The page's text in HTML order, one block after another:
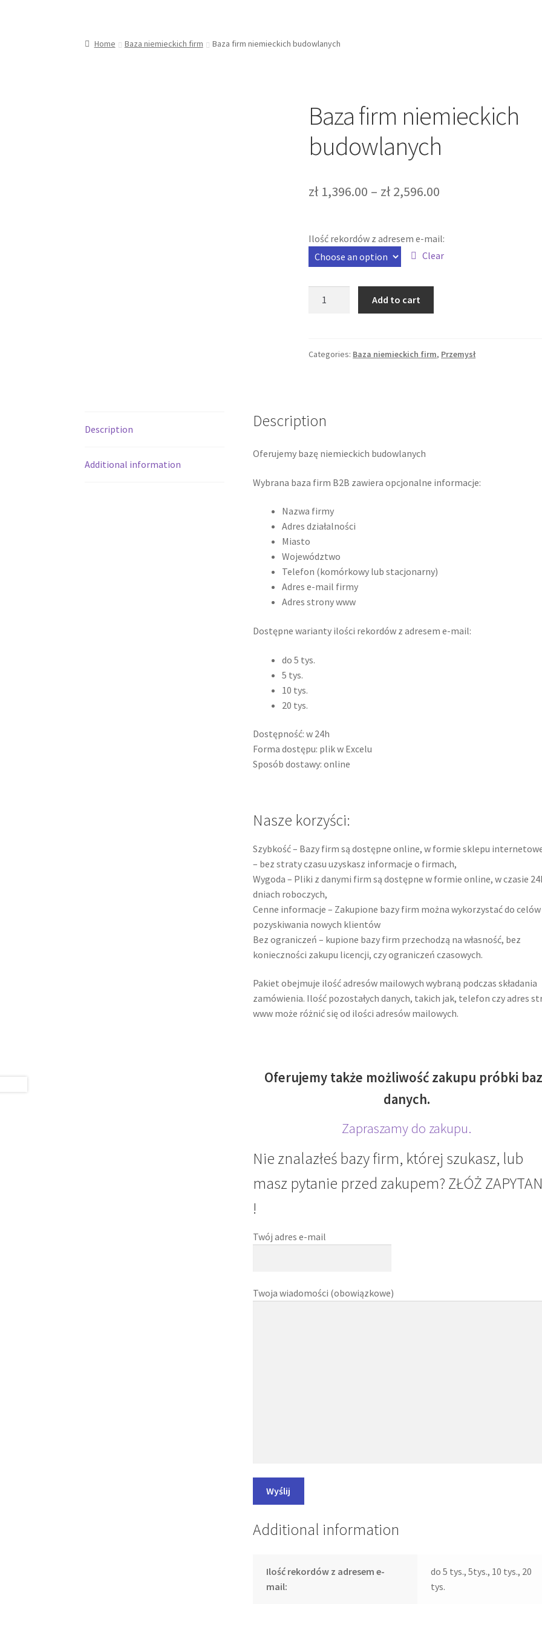
Home Baza niemieckich firm Baza firm niemieckich budowlanych
Baza firm niemieckich
budowlanych
zł 1,396.00 – zł 2,596.00
Ilość rekordów z adresem e-mail:
Clear
quantity
Add to cart
Categories: Baza niemieckich firm, Przemysł
Description
Additional information
Description
Oferujemy bazę niemieckich budowlanych
Wybrana baza firm B2B zawiera opcjonalne informacje:
Nazwa firmy
Adres działalności
Miasto
Województwo
Telefon (komórkowy lub stacjonarny)
Adres e-mail firmy
Adres strony www
Dostępne warianty ilości rekordów z adresem e-mail:
do 5 tys.
5 tys.
10 tys.
20 tys.
Dostępność: w 24h
Forma dostępu: plik w Excelu
Sposób dostawy: online
Nasze korzyści:
Szybkość – Bazy firm są dostępne online, w formie sklepu
– bez straty czasu uzyskasz informacje o firmach,
Wygoda – Pliki z danymi firm są dostępne w formie online, w czasie
dniach roboczych,
Cenne informacje – Zakupione bazy firm można wykorzystać do celów
pozyskiwania nowych klientów
Bez ograniczeń – kupione bazy firm przechodzą na własność, bez
konieczności zakupu licencji, czy ograniczeń czasowych.
Pakiet obejmuje ilość adresów mailowych wybraną podczas składania
zamówienia. Ilość pozostałych danych, takich jak, telefon czy adres
www może różnić się od ilości adresów mailowych.
Oferujemy także możliwość zakupu próbki
danych.
Zapraszamy do zakupu.
Nie znalazłeś bazy firm, której szukasz, lub
masz pytanie przed zakupem? ZŁÓŻ
!
Twój adres e-mail
Twoja wiadomości (obowiązkowe)
Additional information
Ilość rekordów z adresem e-
mail:
do 5 tys., 5tys., 10 tys., 20
tys.